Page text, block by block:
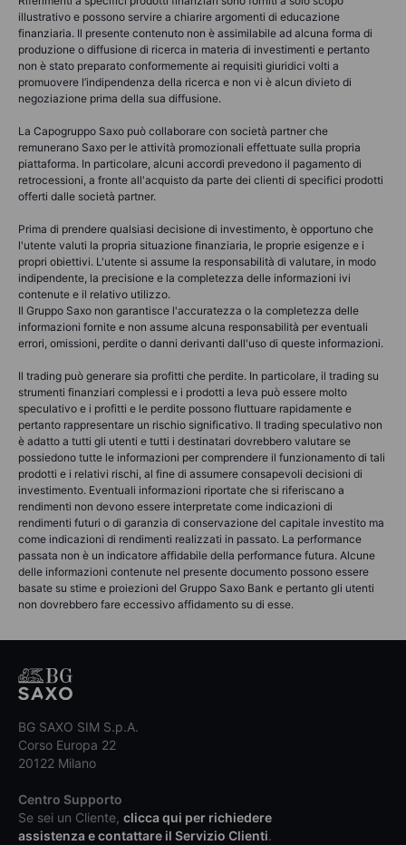
illustrativo e possono servire a chiarire argomenti di educazione
finanziaria. Il presente contenuto non è assimilabile ad alcuna forma di
produzione o diffusione di ricerca in materia di investimenti e pertanto
non è stato preparato conformemente ai requisiti giuridici volti a
promuovere l’indipendenza della ricerca e non vi è alcun divieto di
negoziazione prima della sua diffusione.
La Capogruppo Saxo può collaborare con società partner che
remunerano Saxo per le attività promozionali effettuate sulla propria
piattaforma. In particolare, alcuni accordi prevedono il pagamento di
retrocessioni, a fronte all'acquisto da parte dei clienti di specifici prodotti
offerti dalle società partner.
Prima di prendere qualsiasi decisione di investimento, è opportuno che
l'utente valuti la propria situazione finanziaria, le proprie esigenze e i
propri obiettivi. L'utente si assume la responsabilità di valutare, in modo
indipendente, la precisione e la completezza delle informazioni ivi
contenute e il relativo utilizzo.
Il Gruppo Saxo non garantisce l'accuratezza o la completezza delle
informazioni fornite e non assume alcuna responsabilità per eventuali
errori, omissioni, perdite o danni derivanti dall'uso di queste informazioni.
Il trading può generare sia profitti che perdite. In particolare, il trading su
strumenti finanziari complessi e i prodotti a leva può essere molto
speculativo e i profitti e le perdite possono fluttuare rapidamente e
pertanto rappresentare un rischio significativo. Il trading speculativo non
è adatto a tutti gli utenti e tutti i destinatari dovrebbero valutare se
possiedono tutte le informazioni per comprendere il funzionamento di tali
prodotti e i relativi rischi, al fine di assumere consapevoli decisioni di
investimento. Eventuali informazioni riportate che si riferiscano a
rendimenti non devono essere interpretate come indicazioni di
rendimenti futuri o di garanzia di conservazione del capitale investito ma
come indicazioni di rendimenti realizzati in passato. La performance
passata non è un indicatore affidabile della performance futura. Alcune
delle informazioni contenute nel presente documento possono essere
basate su stime e proiezioni del Gruppo Saxo Bank e pertanto gli utenti
non dovrebbero fare eccessivo affidamento su di esse.
BG SAXO SIM S.p.A.
Corso Europa 22
20122 Milano
Centro Supporto
Se sei un Cliente, clicca qui per richiedere
assistenza e contattare il Servizio Clienti.